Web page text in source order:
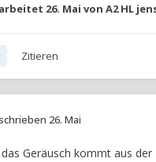
26. Mai von A2 HL
Zitieren
26. Mai
das Geräusch kommt aus